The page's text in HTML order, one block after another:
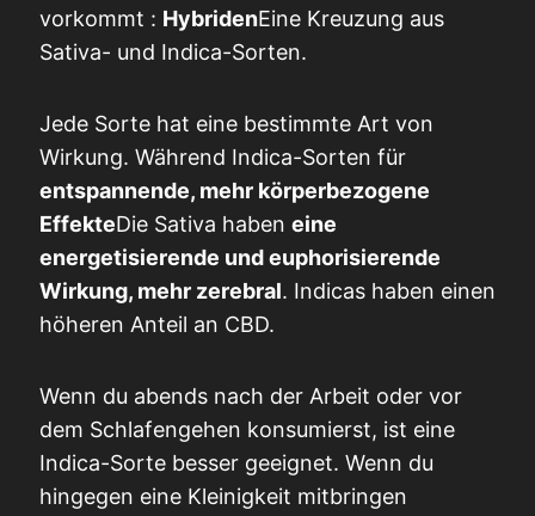
vorkommt : HybridenEine Kreuzung aus
Sativa- und Indica-Sorten.
Jede Sorte hat eine bestimmte Art von
Wirkung. Während Indica-Sorten für
entspannende, mehr körperbezogene
EffekteDie Sativa haben eine
energetisierende und euphorisierende
Wirkung, mehr zerebral. Indicas haben einen
höheren Anteil an CBD.
Wenn du abends nach der Arbeit oder vor
dem Schlafengehen konsumierst, ist eine
Indica-Sorte besser geeignet. Wenn du
hingegen eine Kleinigkeit mitbringen